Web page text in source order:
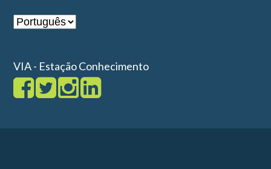
VIA - Estação Conhecimento